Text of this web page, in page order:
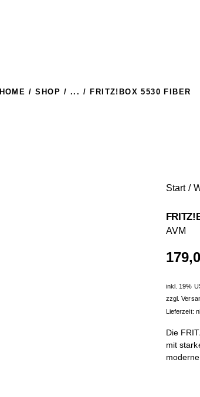
HOME SHOP ... FRITZ!BOX 5530 FIBER
Start
AVM
inkl. 19%
zzgl.
Lieferzeit:
Die
mit